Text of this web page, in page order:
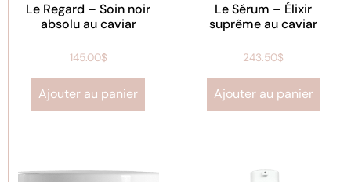
Le Regard – Soin noir
absolu au caviar
145.00$
Ajouter au panier
Le Sérum – Élixir
suprême au caviar
243.50$
Ajouter au panier